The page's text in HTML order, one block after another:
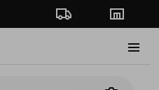
Проследяване на